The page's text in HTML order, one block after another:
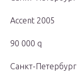
Accent 2005
90 000 q
Санкт-Петербург